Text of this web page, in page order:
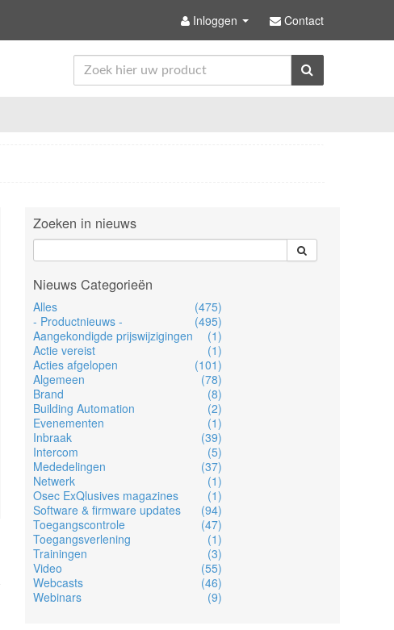
Inloggen Contact
Zoeken in nieuws
Nieuws Categorieën
Alles
(475)
- Productnieuws -
(495)
Aangekondigde prijswijzigingen
(1)
Actie vereist
(1)
Acties afgelopen
(101)
Algemeen
(78)
Brand
(8)
Building Automation
(2)
Evenementen
(1)
Inbraak
(39)
Intercom
(5)
Mededelingen
(37)
Netwerk
(1)
Osec ExQlusives magazines
(1)
Software & firmware updates
(94)
Toegangscontrole
(47)
Toegangsverlening
(1)
Trainingen
(3)
Video
(55)
Webcasts
(46)
Webinars
(9)